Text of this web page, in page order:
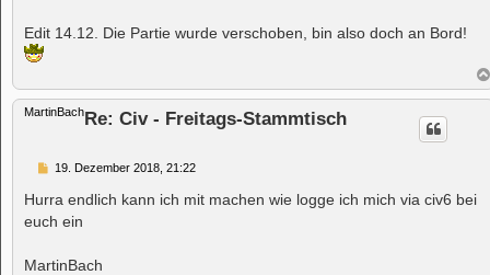
Edit 14.12. Die Partie wurde verschoben, bin also doch an Bord!
MartinBachRe: Civ - Freitags-Stammtisch
B
i
t
r
19. Dezember 2018, 21:22
Hurra endlich kann ich mit machen wie logge ich mich via civ6 bei
euch ein
MartinBach